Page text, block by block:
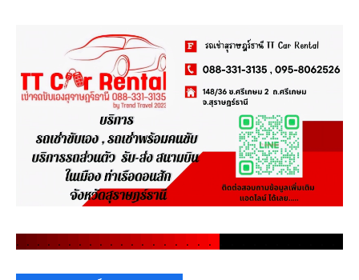
. . . . . . . . . . . . . . . . . . .